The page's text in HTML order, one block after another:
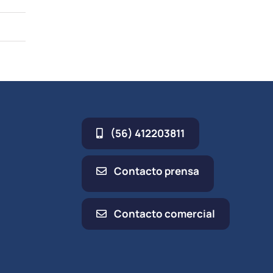
(56) 412203811
Contacto prensa
Contacto comercial